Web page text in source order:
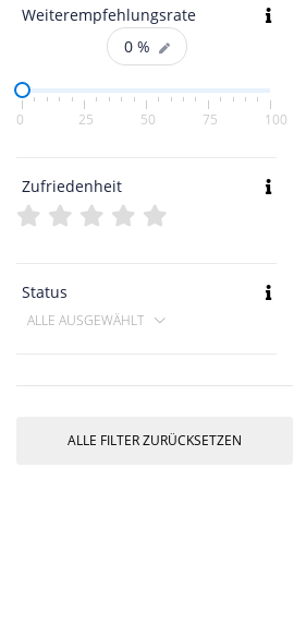
Weiterempfehlungsrate
0 %
0 25 50 75 100
Zufriedenheit
Status
ALLE AUSGEWÄHLT
ALLE FILTER ZURÜCKSETZEN